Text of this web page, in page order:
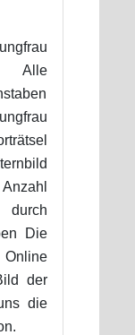
Alle
Die
der
die